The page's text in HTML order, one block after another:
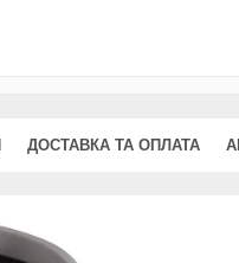
ДОСТАВКА ТА ОПЛАТА